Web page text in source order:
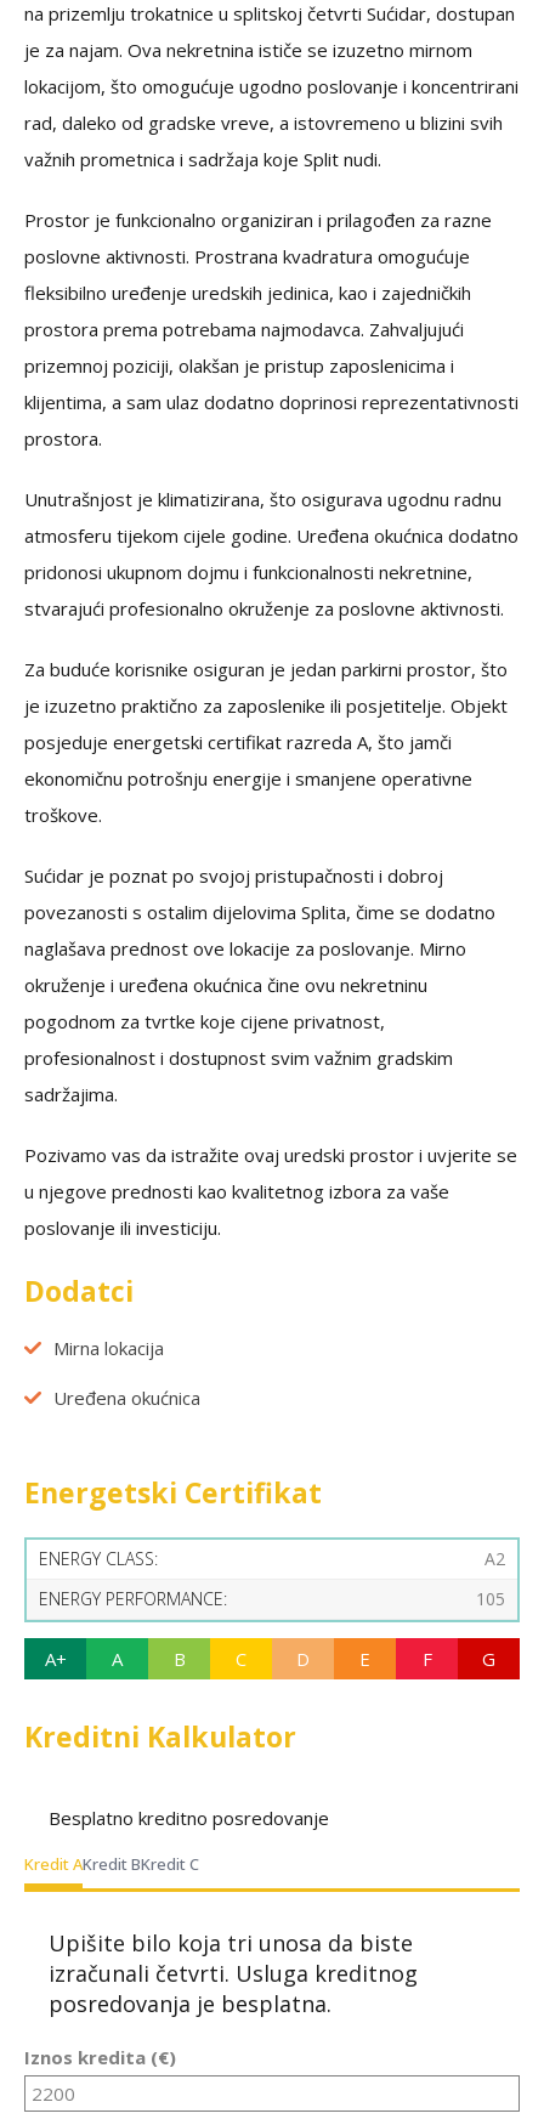
na prizemlju trokatnice u splitskoj četvrti Sućidar, dostupan
je za najam. Ova nekretnina ističe se izuzetno mirnom
lokacijom, što omogućuje ugodno poslovanje i koncentrirani
rad, daleko od gradske vreve, a istovremeno u blizini svih
važnih prometnica i sadržaja koje Split nudi.
Prostor je funkcionalno organiziran i prilagođen za razne
poslovne aktivnosti. Prostrana kvadratura omogućuje
fleksibilno uređenje uredskih jedinica, kao i zajedničkih
prostora prema potrebama najmodavca. Zahvaljujući
prizemnoj poziciji, olakšan je pristup zaposlenicima i
klijentima, a sam ulaz dodatno doprinosi reprezentativnosti
prostora.
Unutrašnjost je klimatizirana, što osigurava ugodnu radnu
atmosferu tijekom cijele godine. Uređena okućnica dodatno
pridonosi ukupnom dojmu i funkcionalnosti nekretnine,
stvarajući profesionalno okruženje za poslovne aktivnosti.
Za buduće korisnike osiguran je jedan parkirni prostor, što
je izuzetno praktično za zaposlenike ili posjetitelje. Objekt
posjeduje energetski certifikat razreda A, što jamči
ekonomičnu potrošnju energije i smanjene operativne
troškove.
Sućidar je poznat po svojoj pristupačnosti i dobroj
povezanosti s ostalim dijelovima Splita, čime se dodatno
naglašava prednost ove lokacije za poslovanje. Mirno
okruženje i uređena okućnica čine ovu nekretninu
pogodnom za tvrtke koje cijene privatnost,
profesionalnost i dostupnost svim važnim gradskim
sadržajima.
Pozivamo vas da istražite ovaj uredski prostor i uvjerite se
u njegove prednosti kao kvalitetnog izbora za vaše
poslovanje ili investiciju.
Dodatci
Mirna lokacija
Uređena okućnica
Energetski Certifikat
ENERGY CLASS:
A2
ENERGY PERFORMANCE:
105
A+ A B C D E F G
Kreditni Kalkulator
Besplatno kreditno posredovanje
Kredit AKredit BKredit C
Upišite bilo koja tri unosa da biste
izračunali četvrti. Usluga kreditnog
posredovanja je besplatna.
Iznos kredita (€)